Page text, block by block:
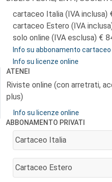
cartaceo Italia (IVA inclusa)
cartaceo Estero (IVA
solo online (IVA esclusa)
Info su abbonamento cartaceo
Info su licenze online
ATENEI
Riviste online (con arretrati,
plus)
Info su licenze online
ABBONAMENTO PRIVATI
Cartaceo Italia
AGGIUNGI AL CARRELLO
Cartaceo Estero
AGGIUNGI AL CARRELLO